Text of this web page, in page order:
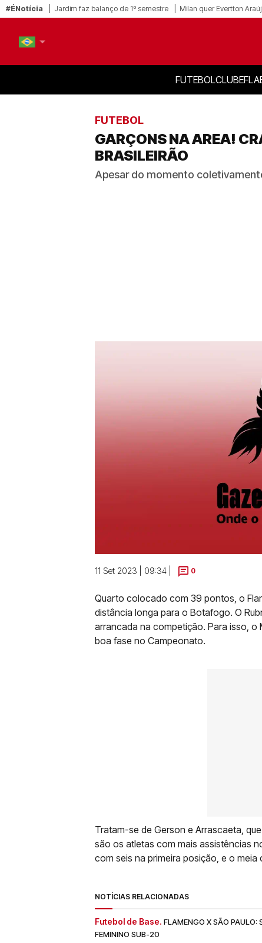
#ÉNotícia Jardim faz balanço de 1º semestre Milan quer Evertton
FUTEBOLCLUBE
FUTEBOL
GARÇONS NA AREA!
BRASILEIRÃO
Apesar do momento
11 Set 2023 | 09:34 | 0
Quarto colocado com 39 pontos, o
distância longa para o Botafogo. O
arrancada na competição. Para isso,
boa fase no Campeonato.
Tratam-se de Gerson e Arrascaeta,
são os atletas com mais assistências
com seis na primeira posição, e o
NOTÍCIAS RELACIONADAS
Futebol de Base. FLAMENGO X SÃO PAULO:
FEMININO SUB-20